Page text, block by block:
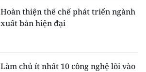
Hoàn thiện thể chế phát triển ngành
xuất bản hiện đại
Làm chủ ít nhất 10 công nghệ lõi vào